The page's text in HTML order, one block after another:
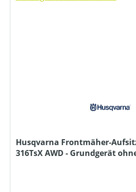
Husqvarna Frontmäher-
316TsX AWD - Grundgerät